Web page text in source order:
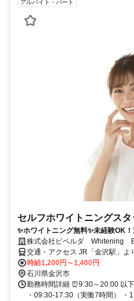
アルバイト・パート
セルフホワイトニングスタ
✨ホワイトニング無料✨未経験OK
株式会社ピベルダ Whitening
交通・アクセス JR「金沢駅」よ
駅」より徒歩1分
時給1,200円～1,400円
石川県金沢市
勤務時間詳細 ⏰9:30～20:00 以
・09:30-17:30（実働7時間）